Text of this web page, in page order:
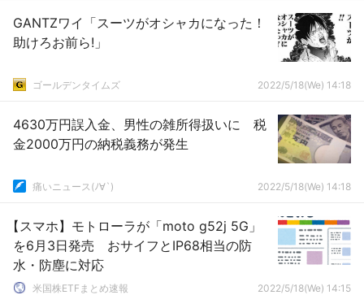
GANTZワイ「スーツがオシャカになった！
助けろお前ら!」
ゴールデンタイムズ 2022/5/18(We) 14:18
4630万円誤入金、男性の雑所得扱いに 税
金2000万円の納税義務が発生
痛いニュース(ﾉ∀`) 2022/5/18(We) 14:18
【スマホ】モトローラが「moto g52j 5G」
を6月3日発売 おサイフとIP68相当の防
水・防塵に対応
米国株ETFまとめ速報 2022/5/18(We) 14:15